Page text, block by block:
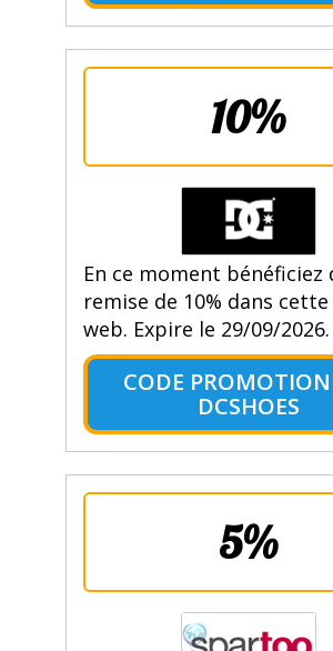
10%
En ce moment bénéficiez
remise de 10% dans
web. Expire le 29/09/2026.
CODE
DCSHOES
5%